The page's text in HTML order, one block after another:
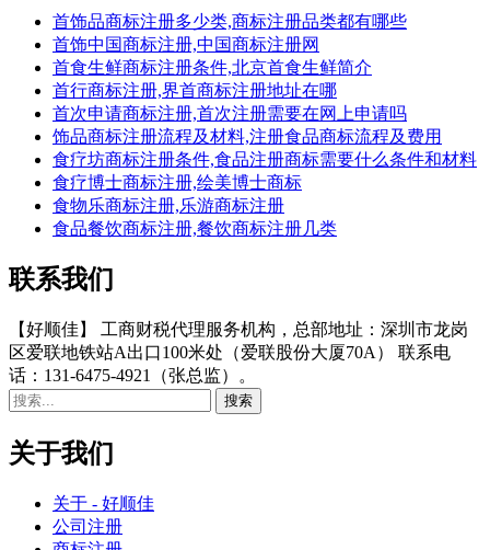
首饰品商标注册多少类,商标注册品类都有哪些
首饰中国商标注册,中国商标注册网
首食生鲜商标注册条件,北京首食生鲜简介
首行商标注册,界首商标注册地址在哪
首次申请商标注册,首次注册需要在网上申请吗
饰品商标注册流程及材料,注册食品商标流程及费用
食疗坊商标注册条件,食品注册商标需要什么条件和材料
食疗博士商标注册,绘美博士商标
食物乐商标注册,乐游商标注册
食品餐饮商标注册,餐饮商标注册几类
联系我们
【好顺佳】 工商财税代理服务机构，总部地址：深圳市龙岗
区爱联地铁站A出口100米处（爱联股份大厦70A） 联系电
话：131-6475-4921（张总监）。
关于我们
关于 - 好顺佳
公司注册